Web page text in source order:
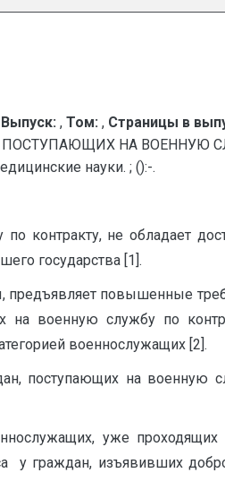
Выпуск: , Том: , Страницы в
ПОСТУПАЮЩИХ НА ВОЕННУЮ
науки. ; ():-.
контракту, не обладает
государства [1].
повышенные
на военную службу по
военнослужащих [2].
поступающих на военную
уже
у граждан, изъявивших